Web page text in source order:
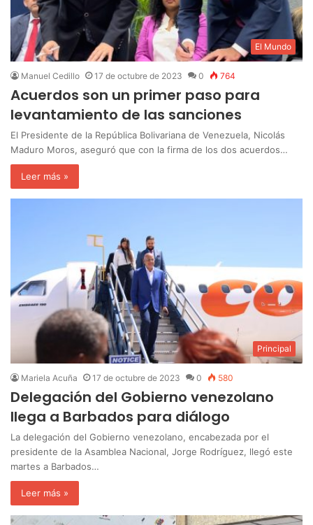
El Mundo
Manuel Cedillo 17 de octubre de 2023 0 764
Acuerdos son un primer paso para
levantamiento de las sanciones
El Presidente de la República Bolivariana de Venezuela, Nicolás
Maduro Moros, aseguró que con la firma de los dos acuerdos…
Leer más »
Principal
Mariela Acuña 17 de octubre de 2023 0 580
Delegación del Gobierno venezolano
llega a Barbados para diálogo
La delegación del Gobierno venezolano, encabezada por el
presidente de la Asamblea Nacional, Jorge Rodríguez, llegó este
martes a Barbados…
Leer más »